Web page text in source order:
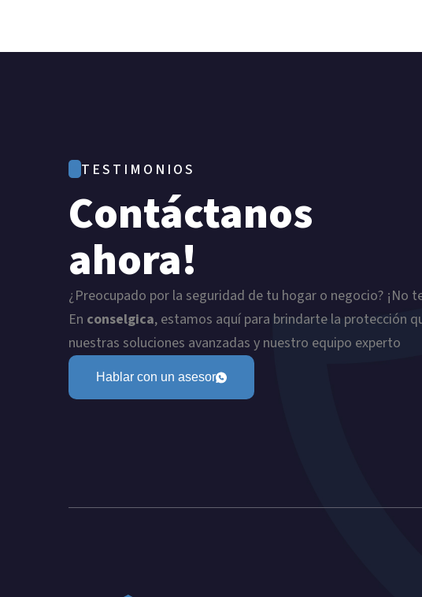
TESTIMONIOS
Contáctanos
ahora!
¿Preocupado por la seguridad de tu hogar o negocio? ¡No
En conselgica, estamos aquí para brindarte la protección
nuestras soluciones avanzadas y nuestro equipo experto
Hablar con un asesor